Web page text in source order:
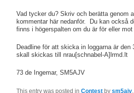
Vad tycker du? Skriv och berätta genom
kommentar här nedanför. Du kan också
finns i högerspalten om du är för eller
Deadline för att skicka in loggarna är den
skall skickas till nrau[schnabel-A]lrmd.lt
73 de Ingemar, SM5AJV
This entry was posted inContest bysm5ajv